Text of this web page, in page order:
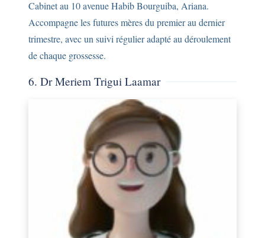
Cabinet au 10 avenue Habib Bourguiba, Ariana.
Accompagne les futures mères du premier au dernier
trimestre, avec un suivi régulier adapté au déroulement
de chaque grossesse.
6. Dr Meriem Trigui Laamar